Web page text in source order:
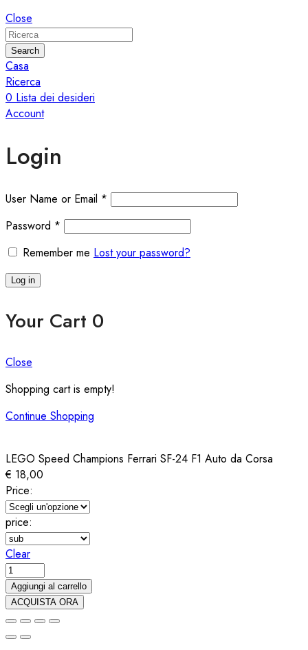
Close
Search
Casa
Ricerca
0 Lista dei desideri
Account
Login
User Name or Email *
Password *
Remember me Lost your password?
Log in
Your Cart 0
Close
Shopping cart is empty!
Continue Shopping
LEGO Speed Champions Ferrari SF-24 F1 Auto da Corsa
€ 18,00
Price:
price:
Clear
LEGO
Speed
Champions
Ferrari
SF-
Aggiungi al carrello
ACQUISTA ORA